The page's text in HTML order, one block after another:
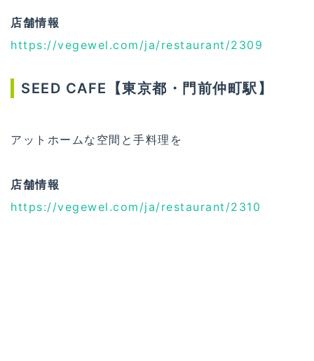
店舗情報
https://vegewel.com/ja/restaurant/2309
SEED CAFE【東京都・門前仲町駅】
アットホームな空間と手料理を
店舗情報
https://vegewel.com/ja/restaurant/2310